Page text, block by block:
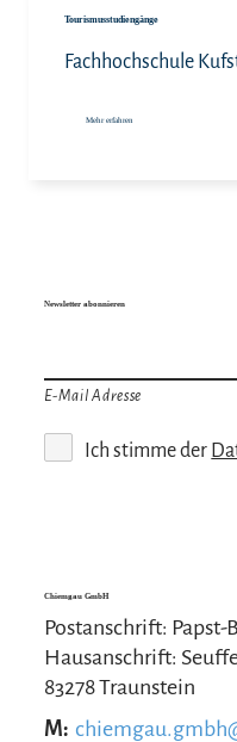
Tourismusstudiengänge
Fachhochschule
Mehr erfahren
Newsletter abonnieren
E-Mail Adresse
Ich stimme der
Chiemgau GmbH
Postanschrift:
Hausanschrift:
83278 Traunstein
M: